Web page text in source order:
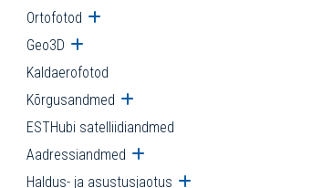
Ortofotod Ava alammenüü
Geo3D Ava alammenüü
Kaldaerofotod
Kõrgusandmed Ava alammenüü
ESTHubi satelliidiandmed
Aadressiandmed Ava alammenüü
Haldus- ja asustusjaotus Ava alammenüü